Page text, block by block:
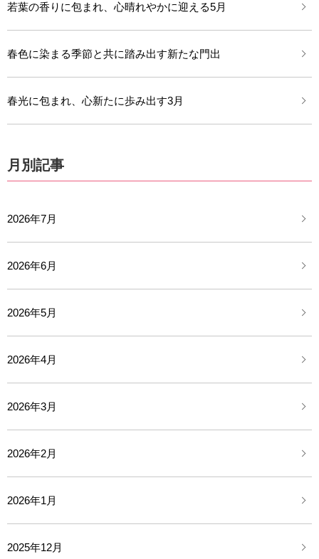
若葉の香りに包まれ、心晴れやかに迎える5月
春色に染まる季節と共に踏み出す新たな門出
春光に包まれ、心新たに歩み出す3月
月別記事
2026年7月
2026年6月
2026年5月
2026年4月
2026年3月
2026年2月
2026年1月
2025年12月